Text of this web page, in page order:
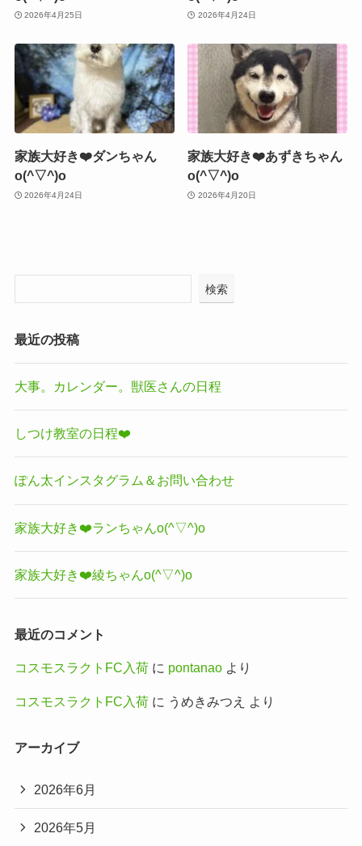
2026年4月25日 2026年4月24日
家族大好き❤️ダンちゃん
o(^▽^)o
2026年4月24日
家族大好き❤️あずきちゃん
o(^▽^)o
2026年4月20日
検索
最近の投稿
大事。カレンダー。獣医さんの日程
しつけ教室の日程❤️
ぽん太インスタグラム＆お問い合わせ
家族大好き❤️ランちゃんo(^▽^)o
家族大好き❤️綾ちゃんo(^▽^)o
最近のコメント
コスモスラクトFC入荷に pontanaoより
コスモスラクトFC入荷に うめきみつえ より
アーカイブ
2026年6月
2026年5月